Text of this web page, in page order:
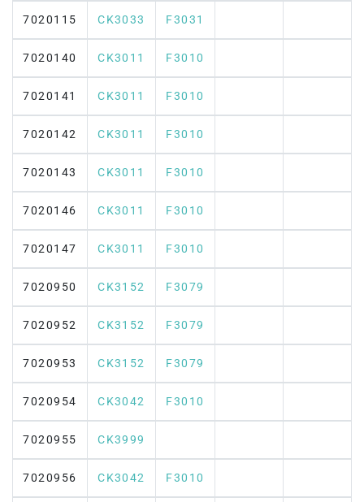
7020115 CK3033 F3031
7020140 CK3011 F3010
7020141 CK3011 F3010
7020142 CK3011 F3010
7020143 CK3011 F3010
7020146 CK3011 F3010
7020147 CK3011 F3010
7020950 CK3152 F3079
7020952 CK3152 F3079
7020953 CK3152 F3079
7020954 CK3042 F3010
7020955 CK3999
7020956 CK3042 F3010